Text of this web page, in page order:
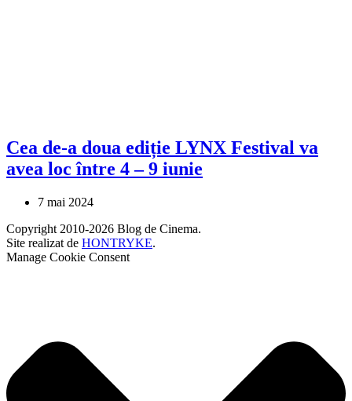
Cea de-a doua ediție LYNX Festival va
avea loc între 4 – 9 iunie
7 mai 2024
Copyright 2010-2026 Blog de Cinema.
Site realizat de HONTRYKE.
Manage Cookie Consent